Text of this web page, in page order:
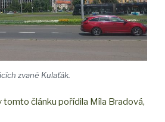
zvané Kulaťák.
článku pořídila Míla Bradová,